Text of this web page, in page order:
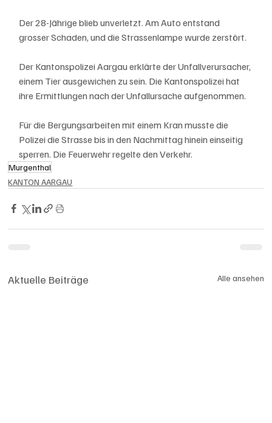
Der 28-Jährige blieb unverletzt. Am Auto entstand
grosser Schaden, und die Strassenlampe wurde zerstört.
Der Kantonspolizei Aargau erklärte der Unfallverursacher,
einem Tier ausgewichen zu sein. Die Kantonspolizei hat
ihre Ermittlungen nach der Unfallursache aufgenommen.
Für die Bergungsarbeiten mit einem Kran musste die
Polizei die Strasse bis in den Nachmittag hinein einseitig
sperren. Die Feuerwehr regelte den Verkehr.
Murgenthal
KANTON AARGAU
Aktuelle Beiträge Alle ansehen